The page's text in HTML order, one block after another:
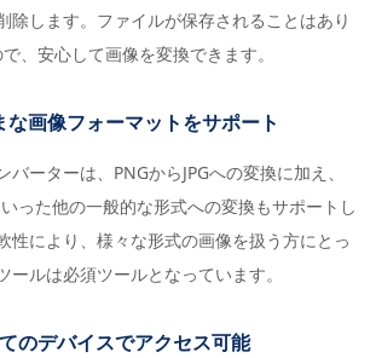
除します。ファイルが保存されることはあり
、安心して画像を変換できます。
な画像フォーマットをサポート
バーターは、PNGからJPGへの変換に加え、
った他の一般的な形式への変換もサポートし
性により、様々な形式の画像を扱う方にとっ
ールは必須ツールとなっています。
のデバイスでアクセス可能